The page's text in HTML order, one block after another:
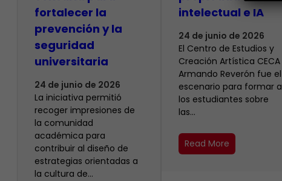
fortalecer la
prevención y la
seguridad
universitaria
24 de junio de 2026
La iniciativa permitió
recoger impresiones de
la comunidad
académica para
contribuir al diseño de
estrategias orientadas a
la cultura de…
intelectual e IA
24 de junio de 2026
El Centro de Estudios y
Creación Artística CECA
Armando Reverón fue el
escenario para formar a
los estudiantes sobre
las…
Read More